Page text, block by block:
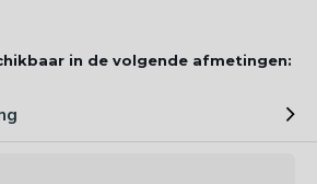
in de volgende afmetingen: